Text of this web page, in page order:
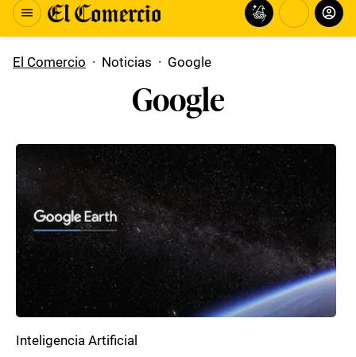
El Comercio · Noticias · Google
Google
Inteligencia Artificial